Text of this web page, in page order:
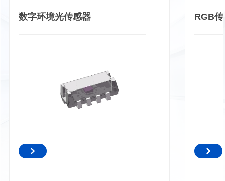
数字环境光传感器 RGB